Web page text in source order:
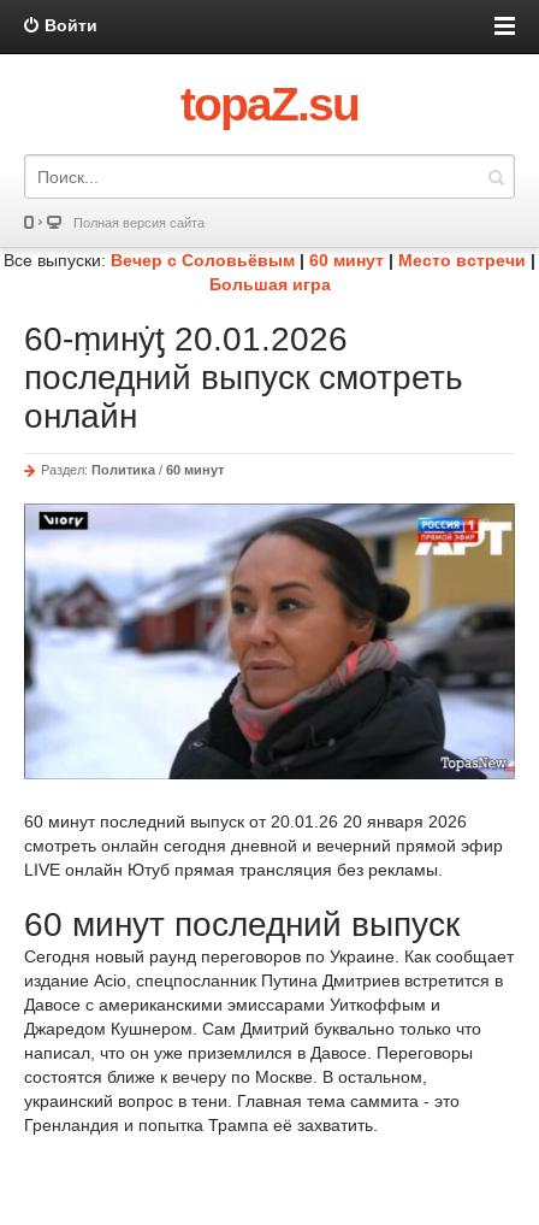
Войти
topaZ.su
Полная версия сайта
Все выпуски: Вечер с Соловьёвым | 60 минут | Место встречи |
Большая игра
60-ṃинẏƫ 20.01.2026
последний выпуск смотреть
онлайн
Раздел: Политика / 60 минут
60 минут последний выпуск от 20.01.26 20 января 2026
смотреть онлайн сегодня дневной и вечерний прямой эфир
LIVE онлайн Ютуб прямая трансляция без рекламы.
60 минут последний выпуск
Сегодня новый раунд переговоров по Украине. Как сообщает
издание Acio, спецпосланник Путина Дмитриев встретится в
Давосе с американскими эмиссарами Уиткоффым и
Джаредом Кушнером. Сам Дмитрий буквально только что
написал, что он уже приземлился в Давосе. Переговоры
состоятся ближе к вечеру по Москве. В остальном,
украинский вопрос в тени. Главная тема саммита - это
Гренландия и попытка Трампа её захватить.